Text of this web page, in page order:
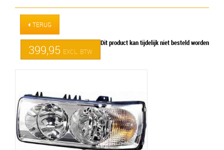
TERUG
Dit product kan tijdelijk niet besteld worden
399,95 EXCL. BTW